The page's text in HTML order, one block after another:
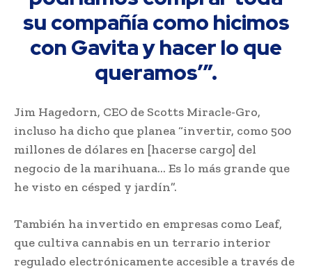
su compañía como hicimos
con Gavita y hacer lo que
queramos’”.
Jim Hagedorn, CEO de Scotts Miracle-Gro,
incluso ha dicho que planea “invertir, como 500
millones de dólares en [hacerse cargo] del
negocio de la marihuana… Es lo más grande que
he visto en césped y jardín”.
También ha invertido en empresas como Leaf,
que cultiva cannabis en un terrario interior
regulado electrónicamente accesible a través de